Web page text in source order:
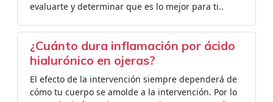
evaluarte y determinar que es lo mejor para ti..
¿Cuánto dura inflamación por ácido
hialurónico en ojeras?
El efecto de la intervención siempre dependerá de
cómo tu cuerpo se amolde a la intervención. Por lo